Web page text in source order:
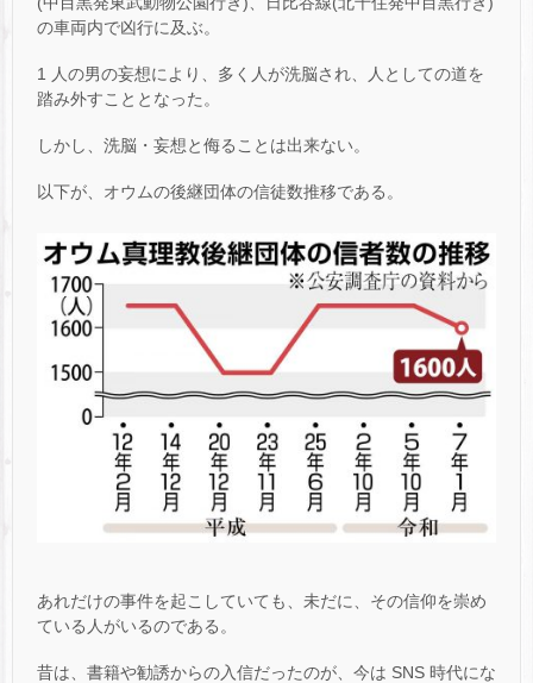
の車両内で凶行に及ぶ。
1 人の男の妄想により、多く人が洗脳され、人としての道を
踏み外すこととなった。
しかし、洗脳・妄想と侮ることは出来ない。
以下が、オウムの後継団体の信徒数推移である。
あれだけの事件を起こしていても、未だに、その信仰を崇め
ている人がいるのである。
昔は、書籍や勧誘からの入信だったのが、今は SNS 時代にな